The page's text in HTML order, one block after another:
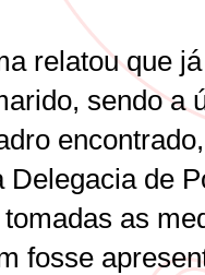
relatou que
sendo a
Delegacia de
as
fosse